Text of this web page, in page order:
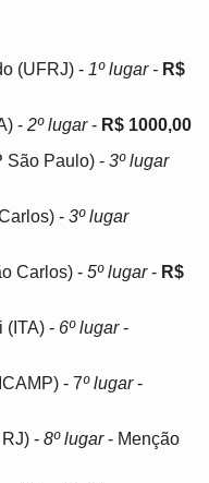
(UFRJ) - 1º lugar - R$
- 2º lugar- R$ 1000,00
São Paulo) - 3º lugar
- 3º lugar
Carlos) - 5º lugar- R$
(ITA) - 6º lugar-
- 7º lugar-
- 8º lugar- Menção